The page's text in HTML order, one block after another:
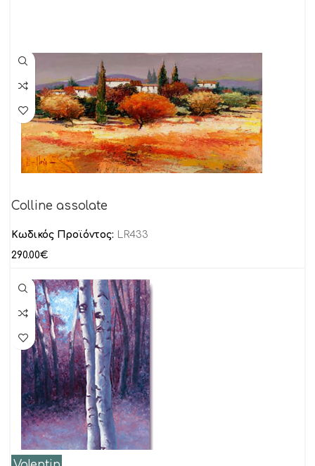
Colline assolate
Κωδικός Προϊόντος: LR433
290.00€